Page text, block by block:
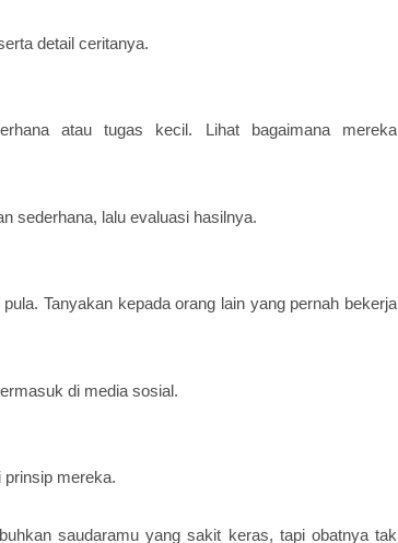
detail ceritanya.
atau tugas kecil. Lihat bagaimana mereka
sederhana, lalu evaluasi hasilnya.
Tanyakan kepada orang lain yang pernah bekerja
di media sosial.
mereka.
saudaramu yang sakit keras, tapi obatnya tak